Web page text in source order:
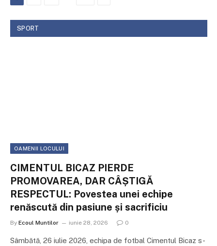
SPORT
OAMENII LOCULUI
CIMENTUL BICAZ PIERDE
PROMOVAREA, DAR CÂȘTIGĂ
RESPECTUL: Povestea unei echipe
renăscută din pasiune și sacrificiu
By Ecoul Muntilor iunie 28, 2026 0
Sâmbătă, 26 iulie 2026, echipa de fotbal Cimentul Bicaz s-